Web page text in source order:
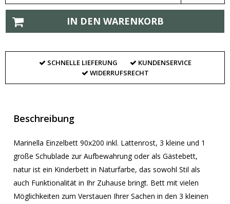
IN DEN WARENKORB
SCHNELLE LIEFERUNG
KUNDENSERVICE
WIDERRUFSRECHT
Beschreibung
Marinella Einzelbett 90x200 inkl. Lattenrost, 3 kleine und 1
große Schublade zur Aufbewahrung oder als Gästebett,
natur ist ein Kinderbett in Naturfarbe, das sowohl Stil als
auch Funktionalität in Ihr Zuhause bringt. Bett mit vielen
Möglichkeiten zum Verstauen Ihrer Sachen in den 3 kleinen